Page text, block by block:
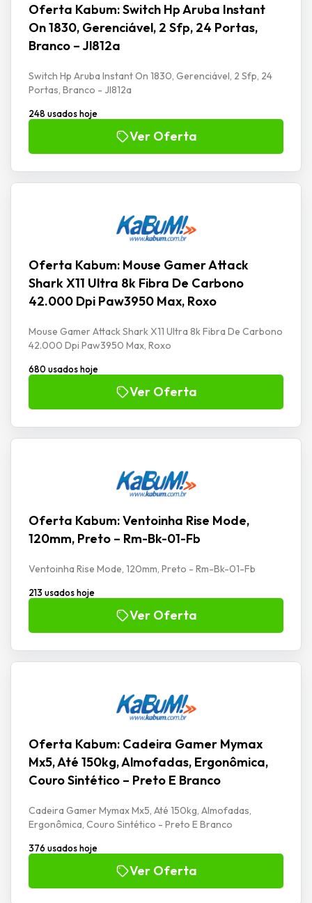
Oferta Kabum: Switch Hp Aruba Instant
On 1830, Gerenciável, 2 Sfp, 24 Portas,
Branco – Jl812a
Switch Hp Aruba Instant On 1830, Gerenciável, 2 Sfp, 24
Portas, Branco - Jl812a
248 usados hoje
Ver Oferta
Oferta Kabum: Mouse Gamer Attack
Shark X11 Ultra 8k Fibra De Carbono
42.000 Dpi Paw3950 Max, Roxo
Mouse Gamer Attack Shark X11 Ultra 8k Fibra De Carbono
42.000 Dpi Paw3950 Max, Roxo
680 usados hoje
Ver Oferta
Oferta Kabum: Ventoinha Rise Mode,
120mm, Preto – Rm-Bk-01-Fb
Ventoinha Rise Mode, 120mm, Preto - Rm-Bk-01-Fb
213 usados hoje
Ver Oferta
Oferta Kabum: Cadeira Gamer Mymax
Mx5, Até 150kg, Almofadas, Ergonômica,
Couro Sintético – Preto E Branco
Cadeira Gamer Mymax Mx5, Até 150kg, Almofadas,
Ergonômica, Couro Sintético - Preto E Branco
376 usados hoje
Ver Oferta